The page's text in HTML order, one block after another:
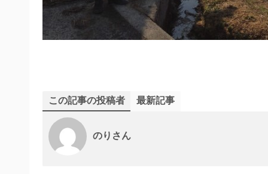
この記事の投稿者 最新記事
のりさん